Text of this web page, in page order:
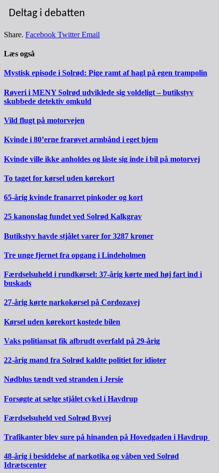
Deltag i debatten
Share. Facebook Twitter Email
Læs også
Mystisk episode i Solrød: Pige ramt af hagl på egen trampolin
Røveri i MENY Solrød udviklede sig voldeligt – butikstyv
skubbede detektiv omkuld
Vild flugt på motorvejen
Kvinde i 80’erne frarøvet armbånd i eget hjem
Kvinde ville ikke anholdes og låste sig inde i bil på motorvej
To taget for kørsel uden kørekort
65-årig kvinde franarret pinkoder og kort
25 kanonslag fundet ved Solrød Kalkgrav
Butikstyv havde stjålet varer for 3287 kroner
Tre unge fjernet fra opgang i Lindeholmen
Færdselsuheld i rundkørsel: 37-årig kørte med høj fart ind i
buskads
27-årig kørte narkokørsel på Cordozavej
Kørsel uden kørekort kostede bilen
Vaks politiansat fik afbrudt overfald på 29-årig
22-årig mand fra Solrød kaldte politiet for idioter
Nødblus tændt ved stranden i Jersie
Forsøgte at sælge stjålet cykel i Havdrup
Færdselsuheld ved Solrød Byvej
Trafikanter blev sure på hinanden på Hovedgaden i Havdrup
48-årig i besiddelse af narkotika og våben ved Solrød
Idrætscenter